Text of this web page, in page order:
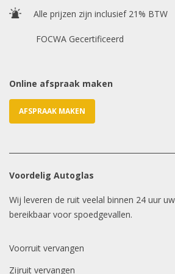
Alle prijzen zijn inclusief 21% BTW
FOCWA Gecertificeerd
Online afspraak maken
AFSPRAAK MAKEN
Voordelig Autoglas
Wij leveren de ruit veelal binnen 24 uur
bereikbaar voor spoedgevallen.
Voorruit vervangen
Zijruit vervangen